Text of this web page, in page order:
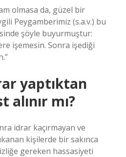
olmasa da, güzel bir
Peygamberimiz (s.a.v.) bu
şöyle buyurmuştur:
işemesin. Sonra işediği
yaptıktan
alınır mı?
idrar kaçırmayan ve
kişilerde bir sakınca
gereken hassasiyeti